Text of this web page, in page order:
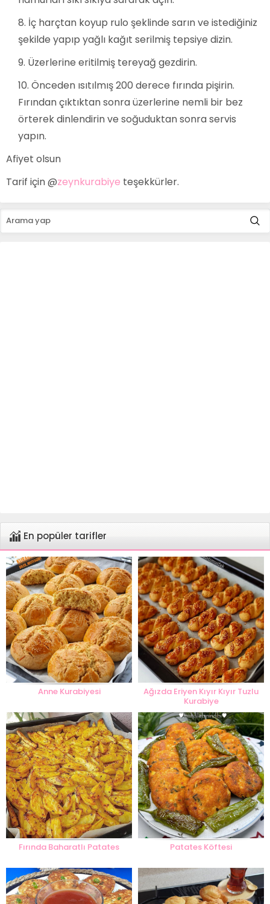
İç harçtan koyup rulo şeklinde sarın ve istediğiniz
şekilde yapıp yağlı kağıt serilmiş tepsiye dizin.
Üzerlerine eritilmiş tereyağ gezdirin.
Önceden ısıtılmış 200 derece fırında pişirin.
Fırından çıktıktan sonra üzerlerine nemli bir bez
örterek dinlendirin ve soğuduktan sonra servis
yapın.
Afiyet olsun
Tarif için @zeynkurabiye teşekkürler.
En popüler tarifler
Anne Kurabiyesi
Ağızda Eriyen Kıyır Kıyır Tuzlu
Kurabiye
Fırında Baharatlı Patates Patates Köftesi